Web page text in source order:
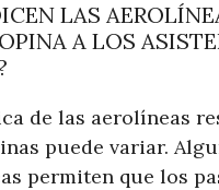
LAS
A LOS
de las aerolíneas
puede variar.
permiten que los